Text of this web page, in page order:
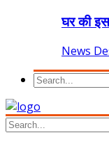
घर की
News